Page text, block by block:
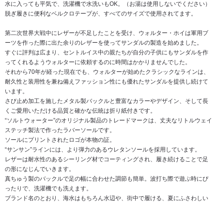
水に入っても平気で、洗濯機で水洗いもOK。（お湯は使用しないでください）
脱ぎ履きに便利なベルクロテープが、すべてのサイズで使用されてます。
第二次世界大戦中にレザーが不足したことを受け、ウォルター・ホイは軍用ブ
ーツを作った際に出た余りのレザーを使ってサンダルの製造を始めました。
すぐに評判は広まり、セントルイス中の親たちが自分の子供にもサンダルを作
ってくれるようウォルターに依頼するのに時間はかかりませんでした。
それから70年が経った現在でも、ウォルターが始めたクラシックなラインは、
耐久性と装用性を兼ね備えファッション性にも優れたサンダルを提供し続けて
います。
さび止め加工を施したメタル製バックルと豊富なカラーやデザイン、そして長
くご愛用いただける品質と確かな伝統は折り紙付きです。
“ソルトウォーター”のオリジナル製品のトレードマークは、丈夫なリトルウェイ
ステッチ製法で作ったラバーソールです。
ソールにプリントされたロゴが本物の証。
“サンサン”ラインには、より弾力のあるウレタンソールを採用しています。
レザーは耐水性のあるシーリング材でコーティングされ、履き続けることで足
の形になじんでいきます。
真ちゅう製のバックルで足の幅に合わせた調節も簡単。波打ち際で遊ぶ時にぴ
ったりで、洗濯機でも洗えます。
ブランド名のとおり、海水はもちろん水辺や、街中で履ける、夏にふさわしい